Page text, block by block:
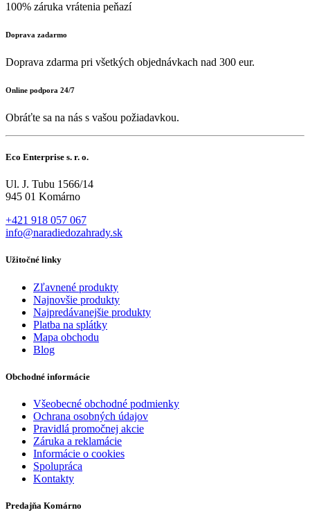
100% záruka vrátenia peňazí
Doprava zadarmo
Doprava zdarma pri všetkých objednávkach nad 300 eur.
Online podpora 24/7
Obráťte sa na nás s vašou požiadavkou.
Eco Enterprise s. r. o.
Ul. J. Tubu 1566/14
945 01 Komárno
+421 918 057 067
info@naradiedozahrady.sk
Užitočné linky
Zľavnené produkty
Najnovšie produkty
Najpredávanejšie produkty
Platba na splátky
Mapa obchodu
Blog
Obchodné informácie
Všeobecné obchodné podmienky
Ochrana osobných údajov
Pravidlá promočnej akcie
Záruka a reklamácie
Informácie o cookies
Spolupráca
Kontakty
Predajňa Komárno